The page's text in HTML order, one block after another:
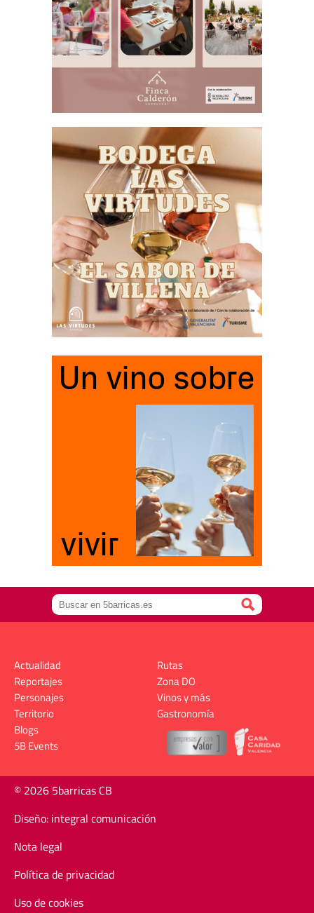
Actualidad
Reportajes
Personajes
Territorio
Rutas
Zona DO
Vinos y más
Gastronomía
Blogs
5B Events
© 2026 5barricas CB
Diseño: integral comunicación
Nota legal
Política de privacidad
Uso de cookies